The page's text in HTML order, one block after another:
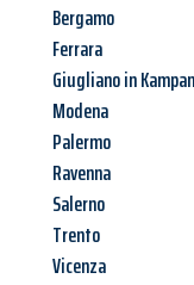
Bergamo
Ferrara
Giugliano in
Modena
Palermo
Ravenna
Salerno
Trento
Vicenza